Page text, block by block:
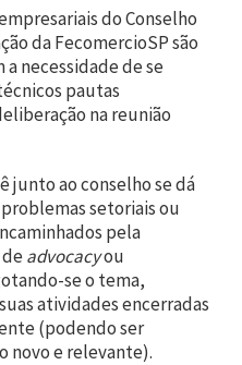
do Conselho
da FecomercioSP são
necessidade de se
pautas
na reunião
junto ao conselho se dá
setoriais ou
pela
advocacyou
se o tema,
atividades encerradas
(podendo ser
novo e relevante).